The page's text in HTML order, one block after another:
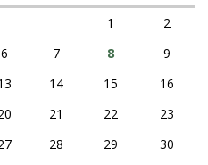
1
2
6 7 8
9
14 15
16
21 22
23
28 29
30